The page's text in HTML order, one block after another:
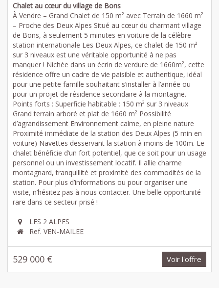
Chalet au cœur du village de Bons
À Vendre – Grand Chalet de 150 m² avec Terrain de 1660 m²
– Proche des Deux Alpes Situé au cœur du charmant village
de Bons, à seulement 5 minutes en voiture de la célèbre
station internationale Les Deux Alpes, ce chalet de 150 m²
sur 3 niveaux est une véritable opportunité à ne pas
manquer ! Nichée dans un écrin de verdure de 1660m², cette
résidence offre un cadre de vie paisible et authentique, idéal
pour une petite famille souhaitant s’installer à l’année ou
pour un projet de résidence secondaire à la montagne.
Points forts : Superficie habitable : 150 m² sur 3 niveaux
Grand terrain arboré et plat de 1660 m² Possibilité
d’agrandissement Environnement calme, en pleine nature
Proximité immédiate de la station des Deux Alpes (5 min en
voiture) Navettes desservant la station à moins de 100m. Le
chalet bénéficie d’un fort potentiel, que ce soit pour un usage
personnel ou un investissement locatif. Il allie charme
montagnard, tranquillité et proximité des commodités de la
station. Pour plus d’informations ou pour organiser une
visite, n’hésitez pas à nous contacter. Une belle opportunité
rare dans ce secteur prisé !
LES 2 ALPES
Ref. VEN-MAILEE
529 000 € Voir l'offre